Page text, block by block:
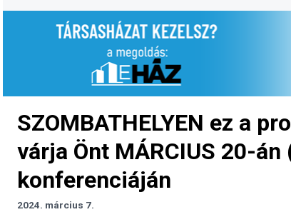
SZOMBATHELYEN ez a
várja Önt MÁRCIUS 20-án
konferenciáján
2024. március 7.